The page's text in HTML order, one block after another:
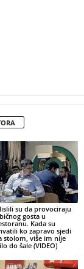
su da provociraju
gosta u
Kada su
ko zapravo sjedi
stolom, više im nije
do šale (VIDEO)